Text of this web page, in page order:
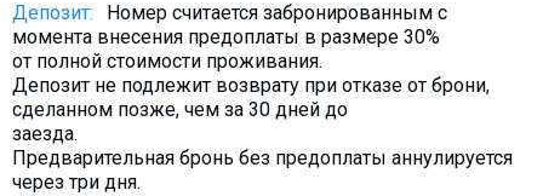
Депозит:
Номер считается забронированным с
момента внесения предоплаты в размере 30%
от полной стоимости проживания.
Депозит не подлежит возврату при отказе от брони,
сделанном позже, чем за 30 дней до
заезда.
Предварительная бронь без предоплаты аннулируется
через три дня.